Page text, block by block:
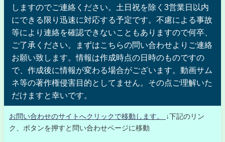
しますのでご連絡ください。土日祝を除く3営業日以内
にできる限り迅速に対応する予定です。不慮による事故
等により連絡を確認できないこともありますので何卒、
ご了承ください。まずはこちらの問い合わせよりご連絡
お願い致します。情報は作成時点の日時のものですの
で、作成後に情報が変わる場合がございます。動画サム
ネ等の著作権侵害目的としてません。その点ご理解いた
だけますと幸いです。
お問い合わせのサイトへクリックで移動します。
↓下記のリン
ク、ボタンを押すと問い合わせページに移動